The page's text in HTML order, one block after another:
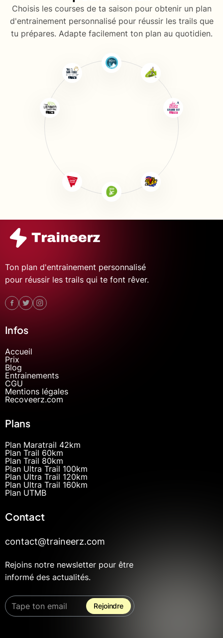
Choisis les courses de ta saison pour obtenir un plan
d'entrainement personnalisé pour réussir les trails que
tu prépares. Adapte facilement ton plan au quotidien.
Ton plan d'entrainement personnalisé
pour réussir les trails qui te font rêver.
Infos
Accueil
Prix
Blog
Entrainements
CGU
Mentions légales
Recoveerz.com
Plans
Plan Maratrail 42km
Plan Trail 60km
Plan Trail 80km
Plan Ultra Trail 100km
Plan Ultra Trail 120km
Plan Ultra Trail 160km
Plan UTMB
Contact
contact@traineerz.com
Rejoins notre newsletter pour être
informé des actualités.